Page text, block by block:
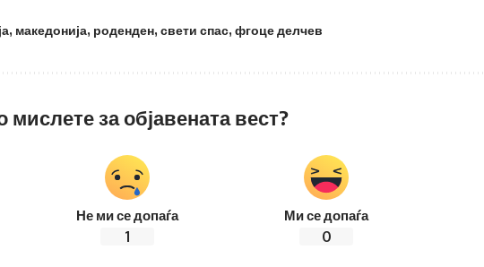
, македонија, роденден, свети спас, фгоце делчев
мислете за објавената вест?
Не ми се допаѓа
1
Ми се допаѓа
0